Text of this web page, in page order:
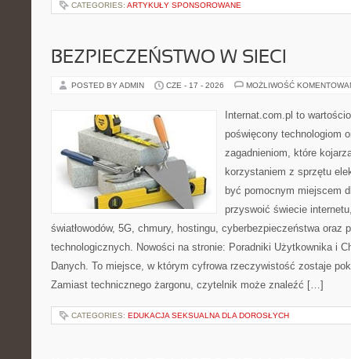
CATEGORIES: ARTYKUŁY SPONSOROWANE
BEZPIECZEŃSTWO W SIECI
POSTED BY ADMIN CZE - 17 - 2026 MOŻLIWOŚĆ
Internat.com.pl to
poświęcony technologiom
zagadnieniom, które
korzystaniem z sprzętu
być pomocnym miejscem
przyswoić świecie
światłowodów, 5G, chmury, hostingu, cyberbezpieczeństwa oraz
technologicznych. Nowości na stronie: Poradniki Użytkownika i
Danych. To miejsce, w którym cyfrowa rzeczywistość zostaje
Zamiast technicznego żargonu, czytelnik może znaleźć […]
CATEGORIES: EDUKACJA SEKSUALNA DLA DOROSŁYCH